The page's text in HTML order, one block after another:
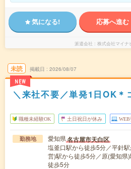
気になる! 応募へ進む
派遣会社 株式会社マイナ
未読
NEW
掲載日 2026/08/07
＼来社不要／単発1日OK＊
職種未経験OK 土日祝日が休み WEB
勤務地 愛知県名古屋市天白区
塩釜口駅から徒歩5分／平針
営)駅から徒歩5分／原(愛知県
徒歩5分